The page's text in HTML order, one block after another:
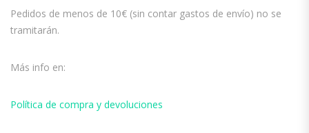
Pedidos de menos de 10€ (sin contar gastos de envío) no se
tramitarán.
Más info en:
Política de compra y devoluciones